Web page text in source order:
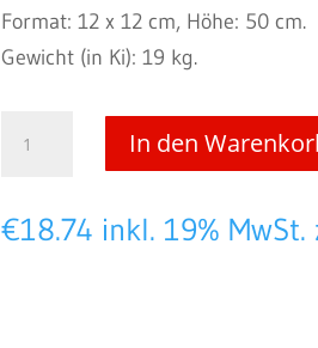
Format: 12 x 12 cm, Höhe: 50 cm.
Gewicht (in Ki): 19 kg.
12
In den
€18.74 inkl. 19%